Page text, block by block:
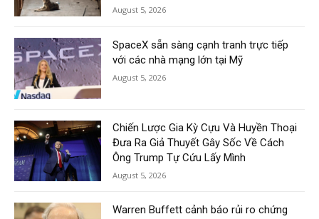
August 5, 2026
SpaceX sẵn sàng cạnh tranh trực tiếp
với các nhà mạng lớn tại Mỹ
August 5, 2026
Chiến Lược Gia Kỳ Cựu Và Huyền Thoại
Đưa Ra Giả Thuyết Gây Sốc Về Cách
Ông Trump Tự Cứu Lấy Mình
August 5, 2026
Warren Buffett cảnh báo rủi ro chứng